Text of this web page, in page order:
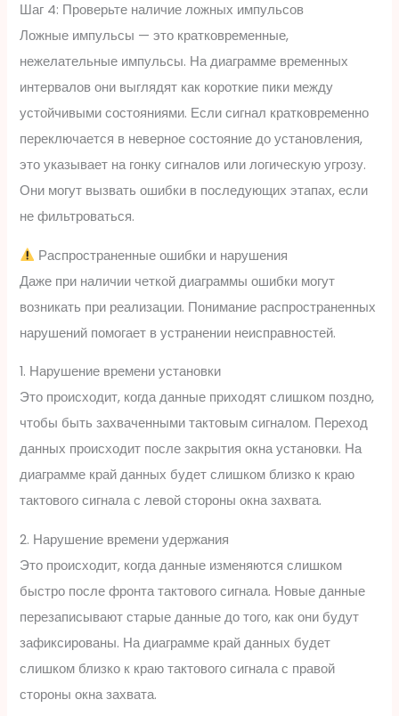
Шаг 4: Проверьте наличие ложных импульсов
Ложные импульсы — это кратковременные,
нежелательные импульсы. На диаграмме временных
интервалов они выглядят как короткие пики между
устойчивыми состояниями. Если сигнал кратковременно
переключается в неверное состояние до установления,
это указывает на гонку сигналов или логическую угрозу.
Они могут вызвать ошибки в последующих этапах, если
не фильтроваться.
Распространенные ошибки и нарушения
Даже при наличии четкой диаграммы ошибки могут
возникать при реализации. Понимание распространенных
нарушений помогает в устранении неисправностей.
1. Нарушение времени установки
Это происходит, когда данные приходят слишком поздно,
чтобы быть захваченными тактовым сигналом. Переход
данных происходит после закрытия окна установки. На
диаграмме край данных будет слишком близко к краю
тактового сигнала с левой стороны окна захвата.
2. Нарушение времени удержания
Это происходит, когда данные изменяются слишком
быстро после фронта тактового сигнала. Новые данные
перезаписывают старые данные до того, как они будут
зафиксированы. На диаграмме край данных будет
слишком близко к краю тактового сигнала с правой
стороны окна захвата.